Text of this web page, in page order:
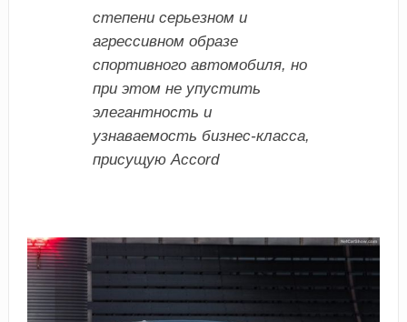
степени серьезном и
агрессивном образе
спортивного автомобиля, но
при этом не упустить
элегантность и
узнаваемость бизнес-класса,
присущую Accord